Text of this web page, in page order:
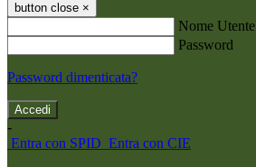
button close ×
Nome Utente
Password
Password dimenticata?
-
Entra con SPID Entra con CIE